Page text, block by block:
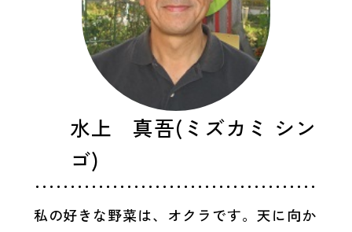
水上 真吾(ミズカミ シン
ゴ)
私の好きな野菜は、オクラです。天に向か